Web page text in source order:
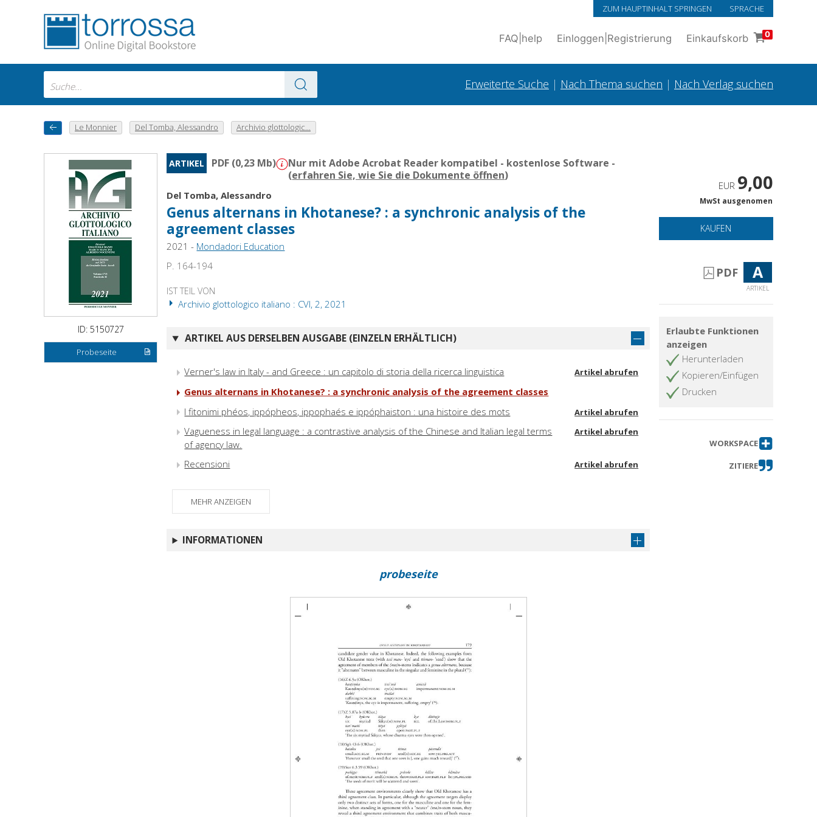
ZUM HAUPTINHALT SPRINGEN SPRACHE
FAQ help Einloggen Registrierung Einkaufskorb 0
Erweiterte Suche | Nach Thema suchen | Nach Verlag suchen
Le Monnier Del Tomba, Alessandro Archivio glottologic...
ID: 5150727
Probeseite
ARTIKEL PDF (0,23 Mb)
Nur mit Adobe Acrobat Reader kompatibel - kostenlose Software -
(erfahren Sie, wie Sie die Dokumente öffnen)
Del Tomba, Alessandro
Genus alternans in Khotanese? : a synchronic analysis of the
agreement classes
2021 - Mondadori Education
P. 164-194
IST TEIL VON
Archivio glottologico italiano : CVI, 2, 2021
ARTIKEL AUS DERSELBEN AUSGABE (EINZELN ERHÄLTLICH)
Verner's law in Italy - and Greece : un capitolo di storia della ricerca linguistica Artikel abrufen
Genus alternans in Khotanese? : a synchronic analysis of the agreement classes
I fitonimi phéos, ippópheos, ippophaés e ippóphaiston : una histoire des mots
Artikel abrufen
Vagueness in legal language : a contrastive analysis of the Chinese and Italian legal terms
of agency law.
Artikel abrufen
Recensioni Artikel abrufen
MEHR ANZEIGEN
INFORMATIONEN
EUR 9,00
MwSt ausgenomen
KAUFEN
PDF A
ARTIKEL
Erlaubte Funktionen
anzeigen
Herunterladen
Kopieren/Einfügen
Drucken
WORKSPACE
ZITIERE
probeseite